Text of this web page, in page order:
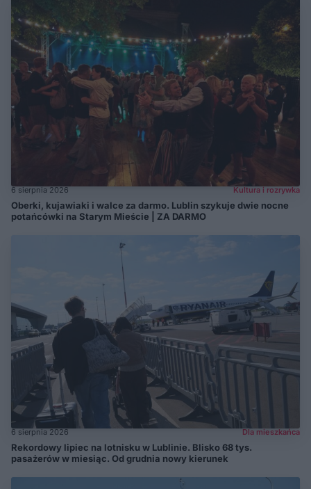
6 sierpnia 2026 Kultura i rozrywka
Oberki, kujawiaki i walce za darmo. Lublin szykuje dwie nocne
potańcówki na Starym Mieście | ZA DARMO
6 sierpnia 2026 Dla mieszkańca
Rekordowy lipiec na lotnisku w Lublinie. Blisko 68 tys.
pasażerów w miesiąc. Od grudnia nowy kierunek